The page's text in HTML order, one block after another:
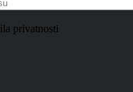
privatnosti